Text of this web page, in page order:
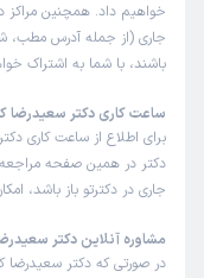
خواهیم داد. همچنین مراکز
جاری (از جمله آدرس مطب،
باشند، با شما به اشتراک
ساعت کاری دکتر سعیدرضا
برای اطلاع از ساعت کاری
دکتر در همین صفحه
جاری در دکترتو باز باشد،
مشاوره آنلاین دکتر
در صورتی که دکتر سعیدرضا